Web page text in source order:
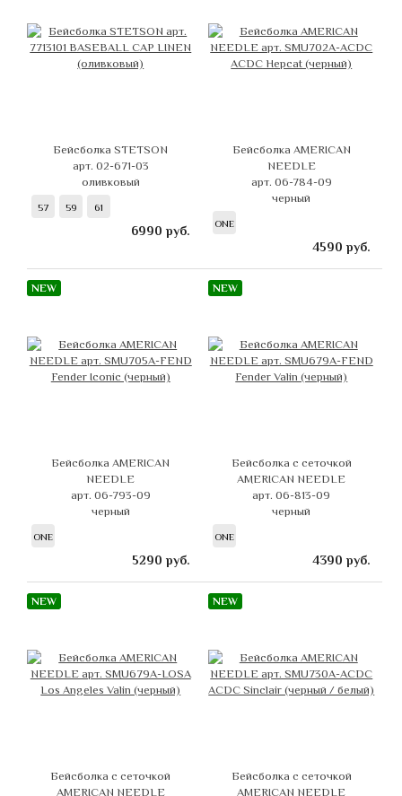
Бейсболка STETSON
арт. 02-671-03
оливковый
57 59 61
6990 руб.
Бейсболка AMERICAN
NEEDLE
арт. 06-784-09
черный
ONE
4590 руб.
NEW
Бейсболка AMERICAN
NEEDLE
арт. 06-793-09
черный
ONE
5290 руб.
NEW
Бейсболка с сеточкой
AMERICAN NEEDLE
арт. 06-813-09
черный
ONE
4390 руб.
NEW
Бейсболка с сеточкой
AMERICAN NEEDLE
NEW
Бейсболка с сеточкой
AMERICAN NEEDLE